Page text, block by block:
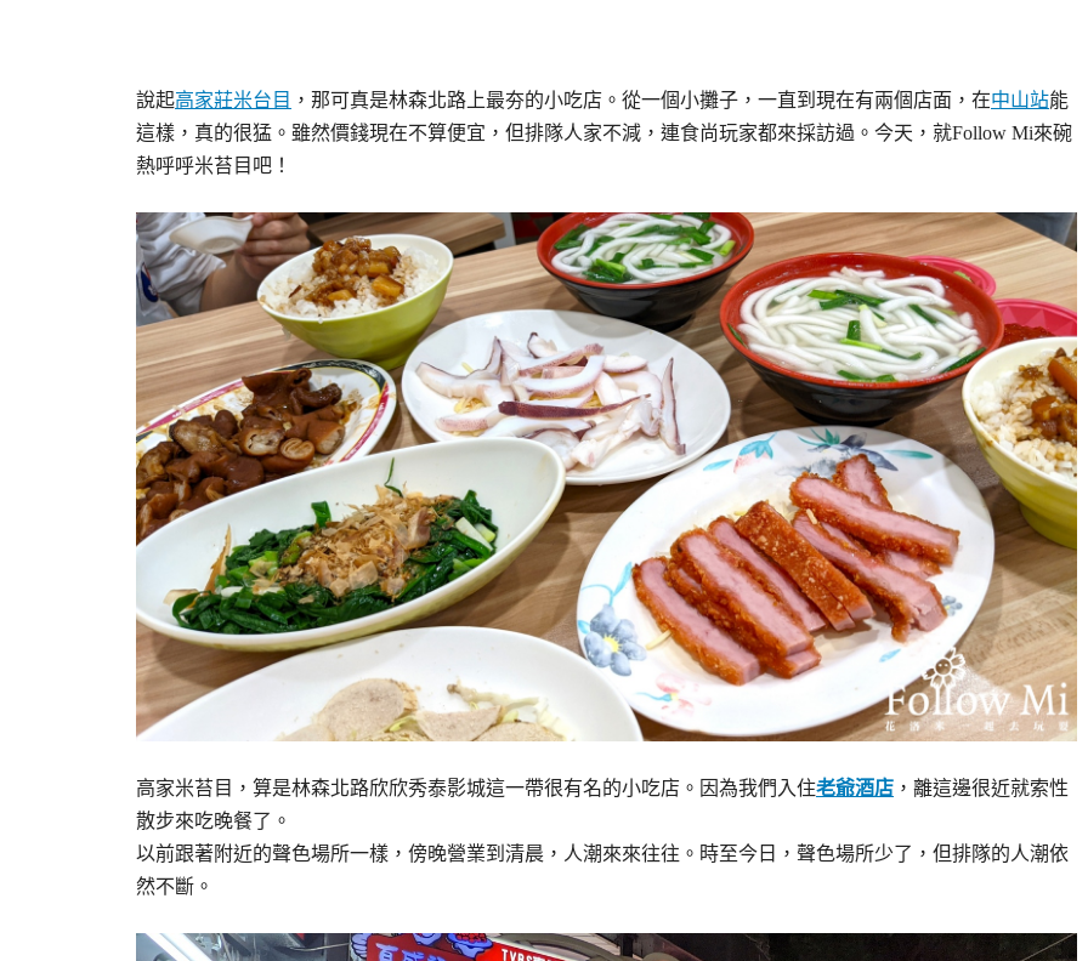
說起高家莊米台目 ，那可真是林森北路上最夯的小吃店。從一個小攤子，一直到現在有兩個店面，在中山站能
這樣，真的很猛。雖然價錢現在不算便宜，但排隊人家不減，連食尚玩家都來採訪過。今天，就Follow Mi來碗
熱呼呼米苔目吧！
高家米苔目，算是林森北路欣欣秀泰影城這一帶很有名的小吃店。因為我們入住老爺酒店 ，離這邊很近就索性
散步來吃晚餐了。
以前跟著附近的聲色場所一樣，傍晚營業到清晨，人潮來來往往。時至今日，聲色場所少了，但排隊的人潮依
然不斷。